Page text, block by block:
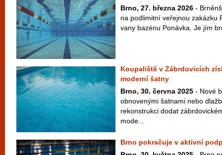
Brno, 27. března 2026 -
na podlimitní veřejnou zakázku
vany bazénu Ponávka. Je jím
Koupaliště v Zábrdovicích
moderní šatny
Brno, 30. června 2025 - Nové
obnovenými šatnami nebo
rekonstrukci dodat
mode...
Brno pokračuje v aktivní